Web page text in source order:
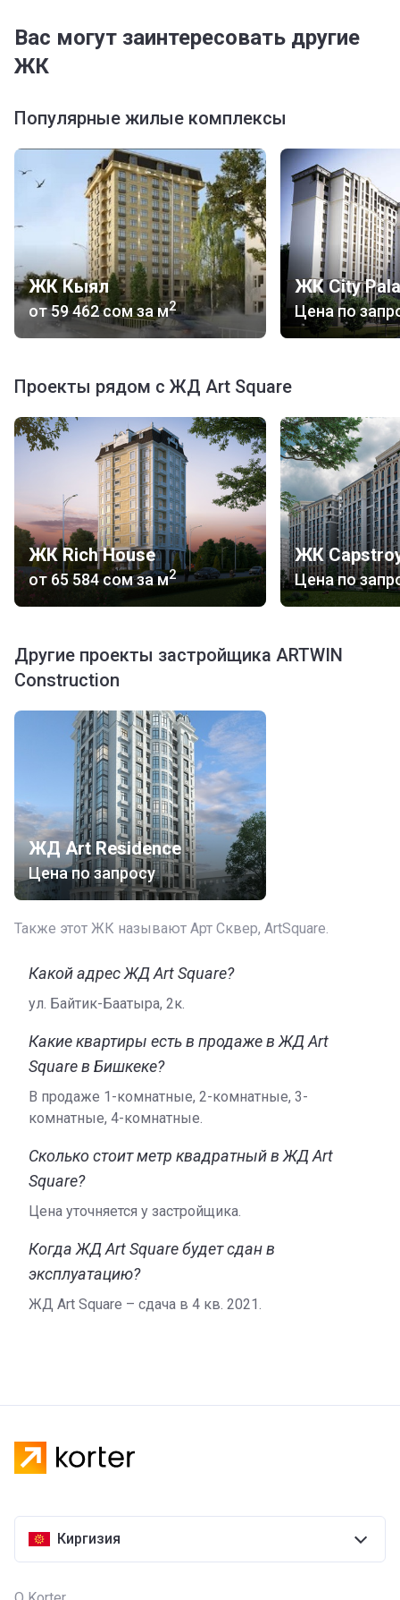
Вас могут заинтересовать другие
ЖК
Популярные жилые комплексы
ЖК Кыял
от‍59 462 сомза м2
ЖК City
Цена по
Проекты рядом с ЖД Art Square
ЖК Rich House
от‍65 584 сомза м2
ЖК
Цена по
Другие проекты застройщика ARTWIN
Construction
ЖД Art Residence
Цена по запросу
Также этот ЖК называют Арт Cквер, ArtSquare.
Какой адрес ЖД Art Square?
ул. Байтик-Баатыра, 2к.
Какие квартиры есть в продаже в ЖД Art
Square в Бишкеке?
В продаже 1-комнатные, 2-комнатные, 3-
комнатные, 4-комнатные.
Сколько стоит метр квадратный в ЖД Art
Square?
Цена уточняется у застройщика.
Когда ЖД Art Square будет сдан в
эксплуатацию?
ЖД Art Square – сдача в 4 кв. 2021.
Киргизия